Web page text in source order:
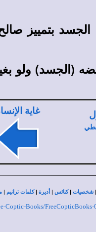
بتمييز
(الجسد) ولو
غاية
|شخصيات |كنائس | أديرة |كلمات ترانيم |
Coptic-Books/